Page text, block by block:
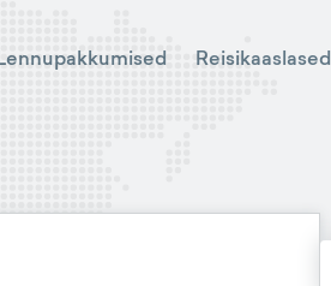
Reisikaaslased